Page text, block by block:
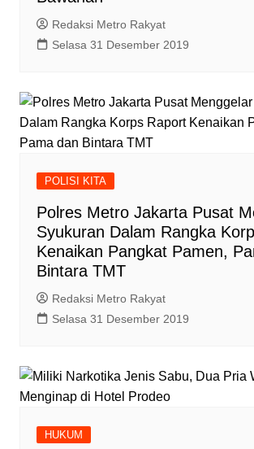
Redaksi Metro Rakyat
Selasa 31 Desember 2019
POLISI KITA
Polres Metro Jakarta Pusat
Syukuran Dalam Rangka
Kenaikan Pangkat Pamen,
Bintara TMT
Redaksi Metro Rakyat
Selasa 31 Desember 2019
HUKUM